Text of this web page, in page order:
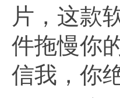
片，这款
件拖慢你
信我，你